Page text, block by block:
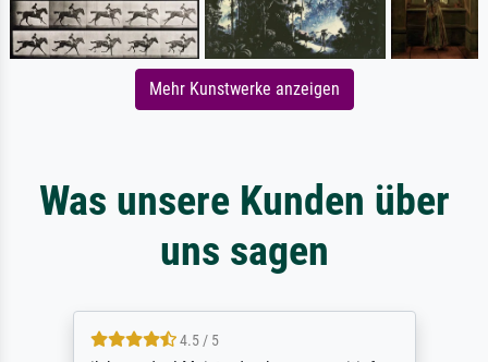
Mehr Kunstwerke anzeigen
Was unsere Kunden über
uns sagen
4.5 / 5